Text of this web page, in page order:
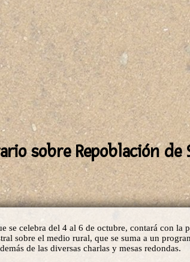
sobre Repoblación de
se celebra del 4 al 6 de octubre, contará con la
sobre el medio rural, que se suma a un
de las diversas charlas y mesas redondas.